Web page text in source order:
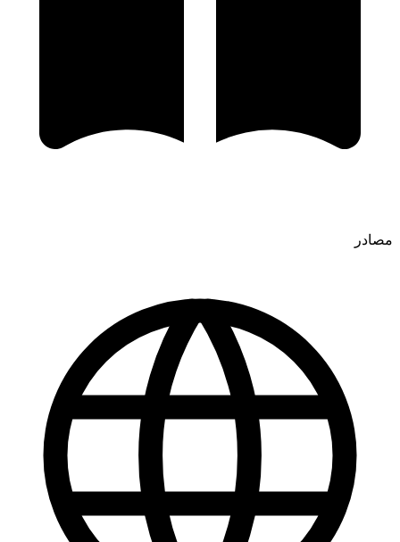
مصادر